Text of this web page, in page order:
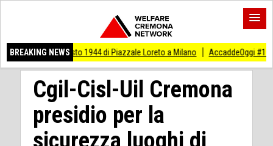
BREAKING NEWS
1944 di Piazzale Loreto a Milano AccaddeOggi #10agosto Eccidio
Cgil-Cisl-Uil Cremona
presidio per la
sicurezza luoghi di